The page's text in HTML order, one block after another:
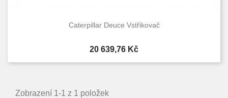
Caterpillar Deuce Vstřikovač
Cena
20 639,76 Kč
Zobrazení 1-1 z 1 položek